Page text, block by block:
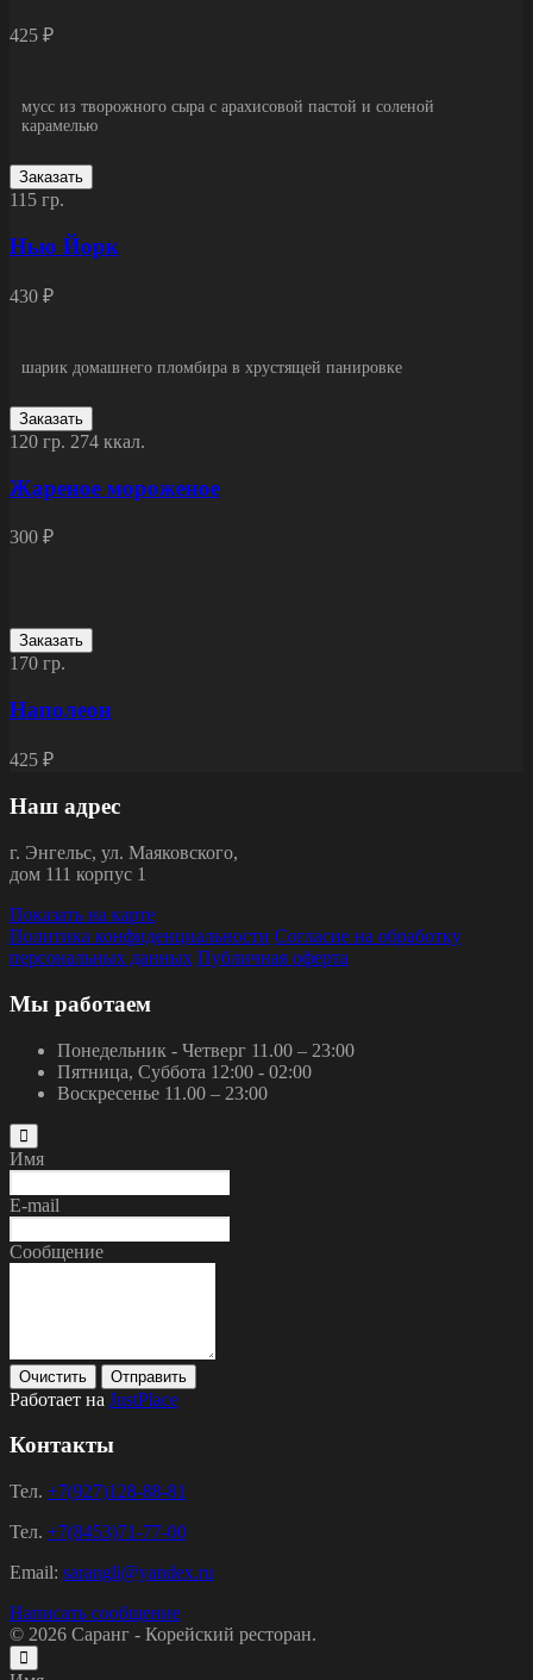
425 ₽
мусс из творожного сыра с арахисовой пастой и соленой
карамелью
Заказать
115 гр.
Нью Йорк
430 ₽
шарик домашнего пломбира в хрустящей панировке
Заказать
120 гр. 274 ккал.
Жареное мороженое
300 ₽
Заказать
170 гр.
Наполеон
425 ₽
Наш адрес
г. Энгельс, ул. Маяковского,
дом 111 корпус 1
Показать на карте
Политика конфиденциальности Согласие на обработку
персональных данных Публичная оферта
Мы работаем
Понедельник - Четверг 11.00 – 23:00
Пятница, Суббота 12:00 - 02:00
Воскресенье 11.00 – 23:00
Имя
E-mail
Сообщение
Очистить Отправить
Работает на JustPlace
Контакты
Тел. +7(927)128-88-81
Тел. +7(8453)71-77-00
Email: sarangli@yandex.ru
Написать сообщение
© 2026 Саранг - Корейский ресторан.